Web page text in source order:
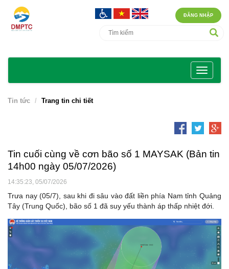
ĐĂNG NHẬP
Tin tức Trang tin chi tiết
Tin cuối cùng về cơn bão số 1 MAYSAK (Bản tin
14h00 ngày 05/07/2026)
14:35:23, 05/07/2026
Trưa nay (05/7), sau khi đi sâu vào đất liền phía Nam tỉnh Quảng
Tây (Trung Quốc), bão số 1 đã suy yếu thành áp thấp nhiệt đới.